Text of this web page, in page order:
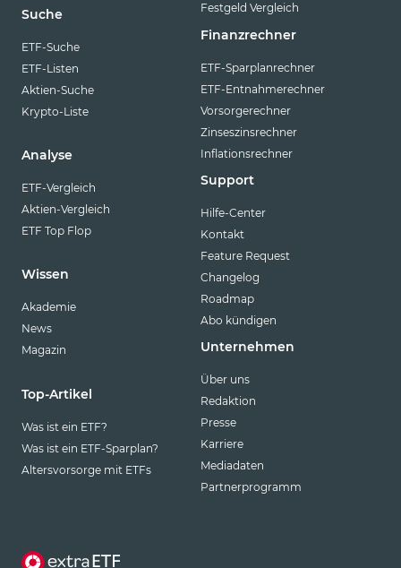
Suche
ETF-Suche
ETF-Listen
Aktien-Suche
Krypto-Liste
Analyse
ETF-Vergleich
Aktien-Vergleich
ETF Top Flop
Wissen
Akademie
News
Magazin
Top-Artikel
Was ist ein ETF?
Was ist ein ETF-Sparplan?
Altersvorsorge mit ETFs
Festgeld Vergleich
Finanzrechner
ETF-Sparplanrechner
ETF-Entnahmerechner
Vorsorgerechner
Zinseszinsrechner
Inflationsrechner
Support
Hilfe-Center
Kontakt
Feature Request
Changelog
Roadmap
Abo kündigen
Unternehmen
Über uns
Redaktion
Presse
Karriere
Mediadaten
Partnerprogramm